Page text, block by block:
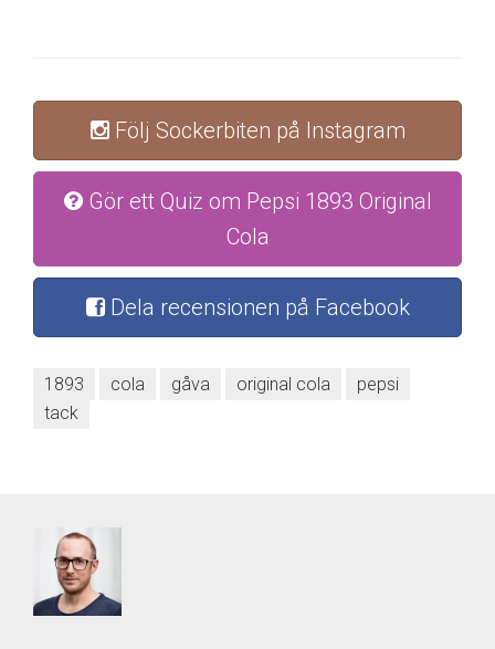
Följ Sockerbiten på Instagram
Gör ett Quiz om Pepsi 1893 Original
Cola
Dela recensionen på Facebook
1893 cola gåva original cola
pepsi
tack